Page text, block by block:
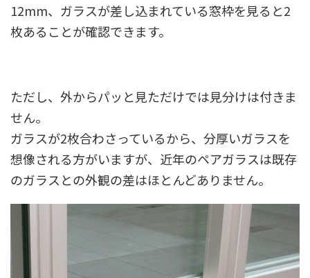
12mm、ガラスが差し込まれている窓枠を見ると2
枚あることが確認できます。
ただし、外からパッと見ただけでは見分けは付きま
せん。
ガラスが2枚合わさっているから、分厚いガラスを
想像される方がいますが、近年のペアガラスは既存
のガラスとの外観の差はほとんどありません。